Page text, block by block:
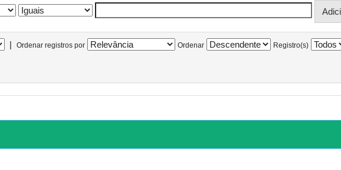
| Ordenar registros por Ordenar Registro(s)